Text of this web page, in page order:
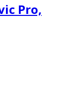
Pro,